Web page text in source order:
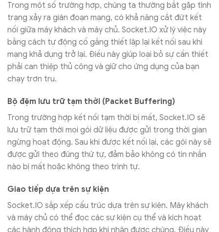
Trong một số trường hợp, chúng ta thường bắt gặp tình
trạng xảy ra gián đoạn mạng, có khả năng cắt đứt kết
nối giữa máy khách và máy chủ. Socket.IO xử lý việc này
bằng cách tự động cố gắng thiết lập lại kết nối sau khi
mạng khả dụng trở lại. Điều này giúp loại bỏ sự cần thiết
phải can thiệp thủ công và giữ cho ứng dụng của bạn
chạy trơn tru.
Bộ đệm lưu trữ tạm thời (Packet Buffering)
Trong trường hợp kết nối tạm thời bị mất, Socket.IO sẽ
lưu trữ tạm thời mọi gói dữ liệu được gửi trong thời gian
ngừng hoạt động. Sau khi được kết nối lại, các gói này sẽ
được gửi theo đúng thứ tự, đảm bảo không có tin nhắn
nào bị mất hoặc không theo trình tự.
Giao tiếp dựa trên sự kiện
Socket.IO sắp xếp cấu trúc dựa trên sự kiện. Máy khách
và máy chủ có thể đọc các sự kiện cụ thể và kích hoạt
các hành động thích hợp khi nhận được chúng. Điều này